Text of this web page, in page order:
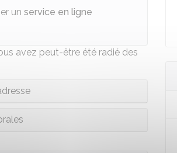
un service en ligne
avez peut-être été radié des